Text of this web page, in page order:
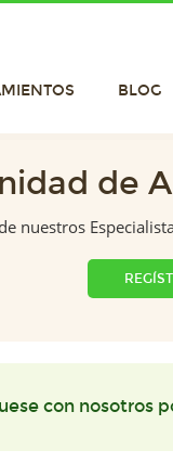
BLOG
de
nuestros
con nosotros